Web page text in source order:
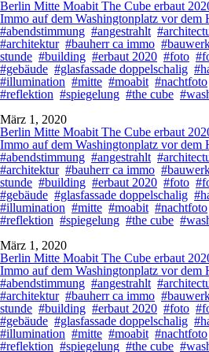
Berlin Mitte Moabit The Cube erbaut
Immo auf dem Washingtonplatz vor dem
#abendstimmung #angestrahlt
#architektur #bauherr ca immo
stunde #building #erbaut 2020 #foto
#gebäude #glasfassade doppelschalig
#illumination #mitte #moabit #nachtfoto
#reflektion #spiegelung #the cube
März 1, 2020
Berlin Mitte Moabit The Cube erbaut
Immo auf dem Washingtonplatz vor dem
#abendstimmung #angestrahlt
#architektur #bauherr ca immo
stunde #building #erbaut 2020 #foto
#gebäude #glasfassade doppelschalig
#illumination #mitte #moabit #nachtfoto
#reflektion #spiegelung #the cube
März 1, 2020
Berlin Mitte Moabit The Cube erbaut
Immo auf dem Washingtonplatz vor dem
#abendstimmung #angestrahlt
#architektur #bauherr ca immo
stunde #building #erbaut 2020 #foto
#gebäude #glasfassade doppelschalig
#illumination #mitte #moabit #nachtfoto
#reflektion #spiegelung #the cube